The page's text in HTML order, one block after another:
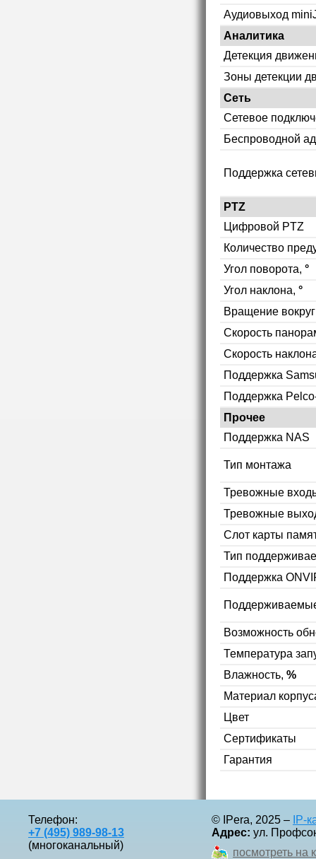
Аудиовыход
Аналитика
Детекция
Зоны детекции
Сеть
Сетевое
Беспроводной
Поддержка
PTZ
Цифровой PTZ
Количество
Угол поворота, °
Угол наклона, °
Вращение
Скорость
Скорость
Поддержка
Поддержка
Прочее
Поддержка NAS
Тип монтажа
Тревожные
Тревожные
Слот карты
Тип
Поддержка
Возможность
Температура
Влажность, %
Материал
Цвет
Сертификаты
Гарантия
Телефон:
+7 (495) 989-98-13
(многоканальный)
© IPera, 2025 – IP-
Адрес: ул.
посмотреть на